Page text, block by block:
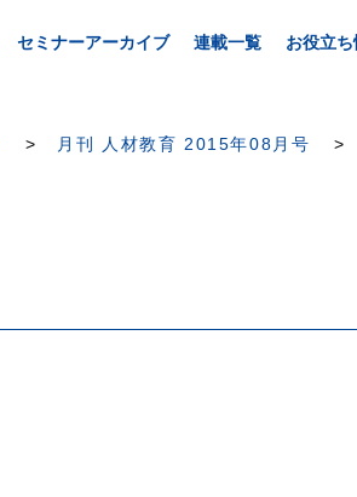
セミナーアーカイブ 連載一覧 お役立
月刊 人材教育 2015年08月号